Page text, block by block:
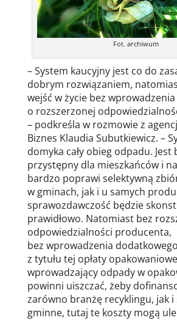
Fot. archiwum
– System kaucyjny jest co do
dobrym rozwiązaniem,
wejść w życie bez
o rozszerzonej
– podkreśla w rozmowie z
Biznes Klaudia Subutkiewicz. –
domyka cały obieg odpadu. Jest
przystępny dla mieszkańców i
bardzo poprawi selektywną
w gminach, jak i u samych
sprawozdawczość będzie
prawidłowo. Natomiast bez
odpowiedzialności producenta,
bez wprowadzenia
z tytułu tej opłaty
wprowadzający odpady w
powinni uiszczać, żeby
zarówno branżę recyklingu, jak i
gminne, tutaj te koszty mogą